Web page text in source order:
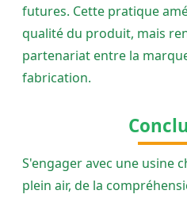
futures. Cette pratique
qualité du produit, mais
partenariat entre la
fabrication.
S'engager avec une usine
plein air, de la